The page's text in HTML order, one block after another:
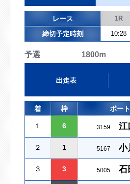
レース 1R
締切予定時刻 10:28
予選 1800m
出走表
着 枠 ボー
１ 6 3159
２ 1 5167
３ 3 5005